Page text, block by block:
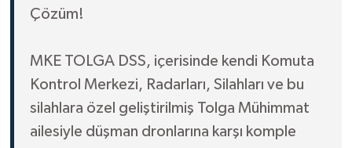
Çözüm!
MKE TOLGA DSS, içerisinde kendi Komuta
Kontrol Merkezi, Radarları, Silahları ve bu
silahlara özel geliştirilmiş Tolga Mühimmat
ailesiyle düşman dronlarına karşı komple